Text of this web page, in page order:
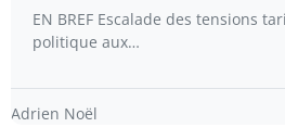
EN BREF Escalade des tensions
politique aux…
Adrien Noël